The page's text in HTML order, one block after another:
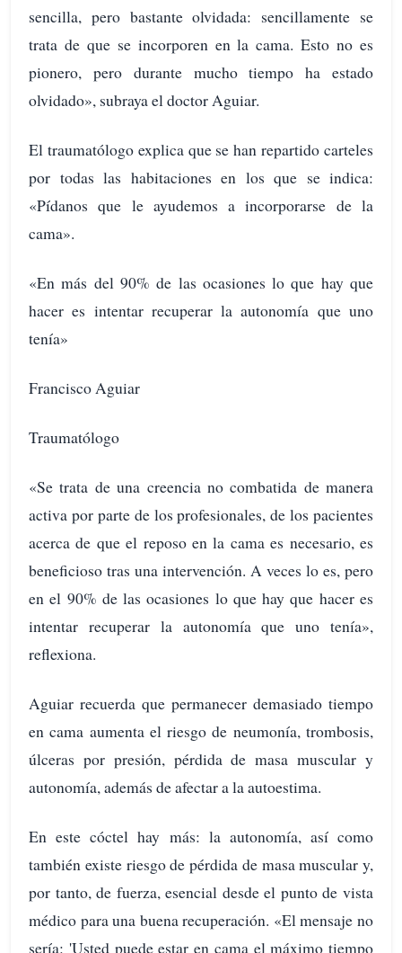
sencilla, pero bastante olvidada: sencillamente se
trata de que se incorporen en la cama. Esto no es
pionero, pero durante mucho tiempo ha estado
olvidado», subraya el doctor Aguiar.
El traumatólogo explica que se han repartido carteles
por todas las habitaciones en los que se indica:
«Pídanos que le ayudemos a incorporarse de la
cama».
«En más del 90% de las ocasiones lo que hay que
hacer es intentar recuperar la autonomía que uno
tenía»
Francisco Aguiar
Traumatólogo
«Se trata de una creencia no combatida de manera
activa por parte de los profesionales, de los pacientes
acerca de que el reposo en la cama es necesario, es
beneficioso tras una intervención. A veces lo es, pero
en el 90% de las ocasiones lo que hay que hacer es
intentar recuperar la autonomía que uno tenía»,
reflexiona.
Aguiar recuerda que permanecer demasiado tiempo
en cama aumenta el riesgo de neumonía, trombosis,
úlceras por presión, pérdida de masa muscular y
autonomía, además de afectar a la autoestima.
En este cóctel hay más: la autonomía, así como
también existe riesgo de pérdida de masa muscular y,
por tanto, de fuerza, esencial desde el punto de vista
médico para una buena recuperación. «El mensaje no
sería: 'Usted puede estar en cama el máximo tiempo